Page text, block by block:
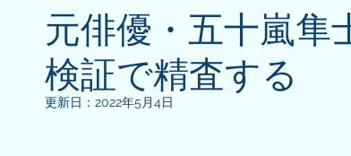
元俳優・五十嵐
検証で精査する
更新日： 2022年5月4日